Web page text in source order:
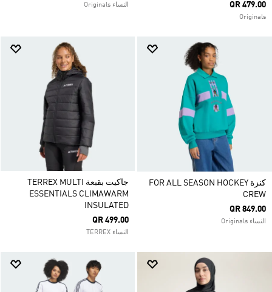
QR 479.00
Originals
النساء Originals
كنزة FOR ALL SEASON HOCKEY
CREW
QR 849.00
النساء Originals
جاكيت بقبعة TERREX MULTI
ESSENTIALS CLIMAWARM
INSULATED
QR 499.00
النساء TERREX